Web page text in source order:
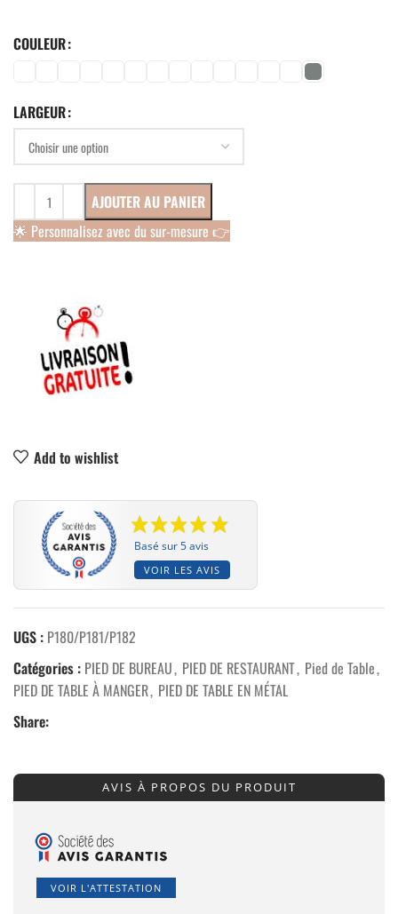
COULEUR
LARGEUR
AJOUTER AU PANIER
🌟 Personnalisez avec du sur-mesure 👉
Add to wishlist
Basé sur 5 avis
VOIR LES AVIS
UGS : P180/P181/P182
Catégories : PIED DE BUREAU, PIED DE RESTAURANT, Pied de Table,
PIED DE TABLE À MANGER, PIED DE TABLE EN MÉTAL
Share:
AVIS À PROPOS DU PRODUIT
VOIR L'ATTESTATION